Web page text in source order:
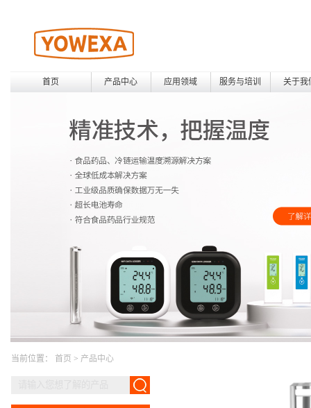
首页 产品中心 应用领域 服务与培训 关于我
当前位置： 首页 > 产品中心